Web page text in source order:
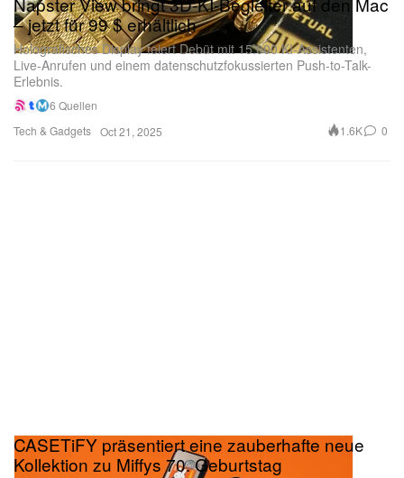
Tech & Gadgets
– jetzt für 99 $ erhältlich
Holografisches Display feiert Debüt mit 15.000 KI-Assistenten,
Live-Anrufen und einem datenschutzfokussierten Push-to-Talk-
Erlebnis.
6 Quellen
Oct 21, 2025
1.6K 0
CASETiFY präsentiert eine zauberhafte neue
Kollektion zu Miffys 70. Geburtstag